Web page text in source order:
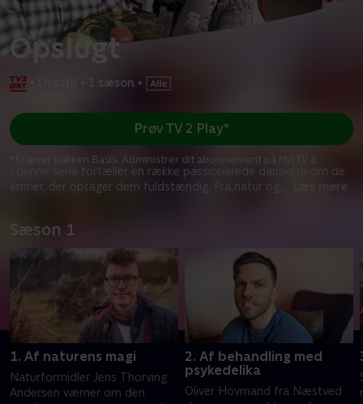
Opslugt
1 sæson •
I denne serie fortæller en række passionerede danskere om de
emner, der optager dem fuldstændig. Fra natur og
Læs mere
Prøv TV 2 Play*
*Kræver pakken Basis. Administrer dit abonnement på Mit TV 2.
Sæson 1
1. Af naturens magi
Naturformidler Jens Thorving
Andersen værner om den
2. Af behandling med
psykedelika
Oliver Hovmand fra Næstved